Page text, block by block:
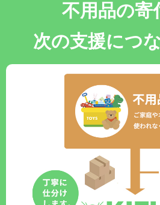
不用品の寄
次の支援につ